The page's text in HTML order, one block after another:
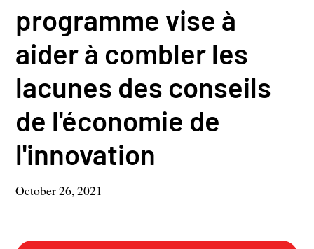
programme vise à
aider à combler les
lacunes des conseils
de l'économie de
l'innovation
October 26, 2021